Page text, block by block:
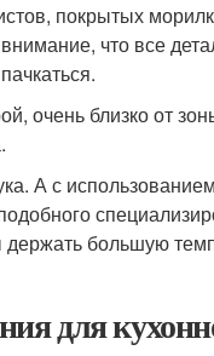
покрытых
что все
очень близко от
А с
большую
для